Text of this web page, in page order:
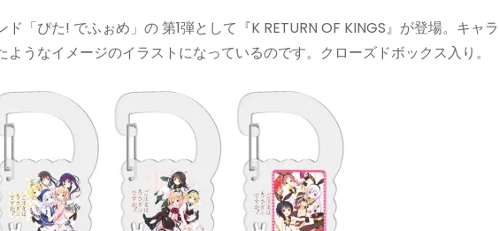
「ぴた! でふぉめ」の 第1弾として『K RETURN OF KINGS』が登場。キャ
うなイメージのイラストになっているのです。クローズドボックス入り。